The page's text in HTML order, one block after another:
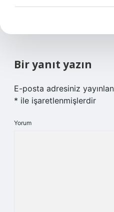
Bir yanıt yazın
E-posta adresiniz
* ile işaretlenmişlerdir
Yorum